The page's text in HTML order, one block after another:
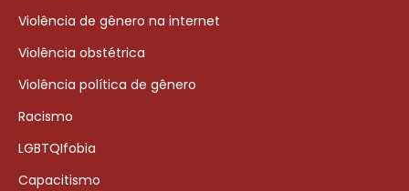
Violência de gênero na internet
Violência obstétrica
Violência política de gênero
Racismo
LGBTQIfobia
Capacitismo